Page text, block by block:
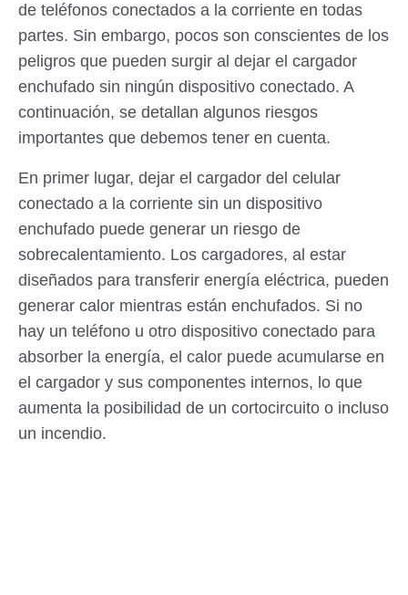
de teléfonos conectados a la corriente en todas
partes. Sin embargo, pocos son conscientes de los
peligros que pueden surgir al dejar el cargador
enchufado sin ningún dispositivo conectado. A
continuación, se detallan algunos riesgos
importantes que debemos tener en cuenta.
En primer lugar, dejar el cargador del celular
conectado a la corriente sin un dispositivo
enchufado puede generar un riesgo de
sobrecalentamiento. Los cargadores, al estar
diseñados para transferir energía eléctrica, pueden
generar calor mientras están enchufados. Si no
hay un teléfono u otro dispositivo conectado para
absorber la energía, el calor puede acumularse en
el cargador y sus componentes internos, lo que
aumenta la posibilidad de un cortocircuito o incluso
un incendio.